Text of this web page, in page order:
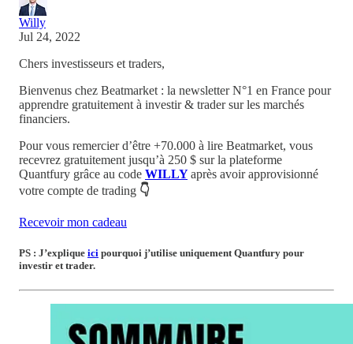
Willy
Jul 24, 2022
Chers investisseurs et traders,
Bienvenus chez Beatmarket : la newsletter N°1 en France pour
apprendre gratuitement à investir & trader sur les marchés
financiers.
Pour vous remercier d’être +70.000 à lire Beatmarket, vous
recevrez gratuitement jusqu’à 250 $ sur la plateforme
Quantfury grâce au code WILLY après avoir approvisionné
votre compte de trading 👇
Recevoir mon cadeau
PS : J’explique ici pourquoi j’utilise uniquement Quantfury pour
investir et trader.